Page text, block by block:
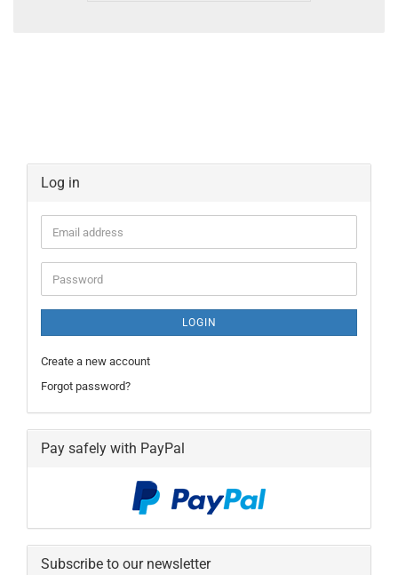
Log in
Email
address
Password
LOGIN
Create a new account
Forgot password?
Pay safely with PayPal
Subscribe to our newsletter